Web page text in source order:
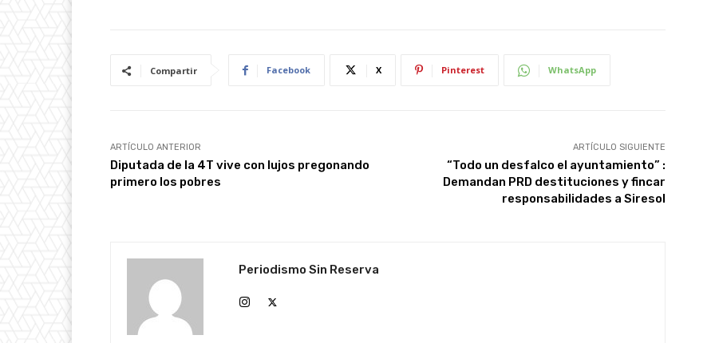
Compartir Facebook X Pinterest WhatsApp
ARTÍCULO ANTERIOR
Diputada de la 4T vive con lujos pregonando
primero los pobres
ARTÍCULO SIGUIENTE
“Todo un desfalco el ayuntamiento” :
Demandan PRD destituciones y fincar
responsabilidades a Siresol
Periodismo Sin Reserva